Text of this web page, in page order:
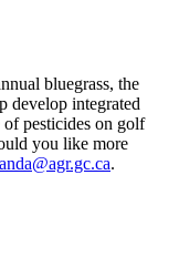
bluegrass, the
develop integrated
of pesticides on golf
you like more
.